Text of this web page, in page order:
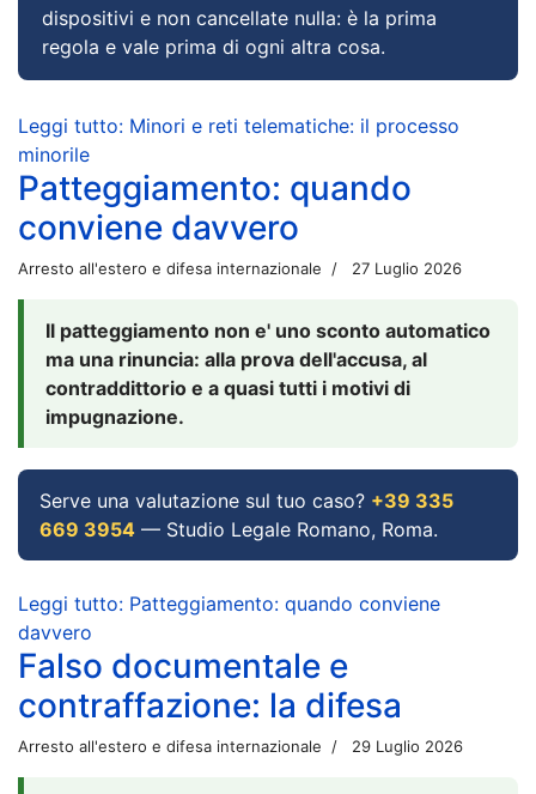
dispositivi e non cancellate nulla: è la prima
regola e vale prima di ogni altra cosa.
Leggi tutto: Minori e reti telematiche: il processo
minorile
Patteggiamento: quando
conviene davvero
Arresto all'estero e difesa internazionale 27 Luglio 2026
Il patteggiamento non e' uno sconto automatico
ma una rinuncia: alla prova dell'accusa, al
contraddittorio e a quasi tutti i motivi di
impugnazione.
Serve una valutazione sul tuo caso? +39 335
669 3954 — Studio Legale Romano, Roma.
Leggi tutto: Patteggiamento: quando conviene
davvero
Falso documentale e
contraffazione: la difesa
Arresto all'estero e difesa internazionale 29 Luglio 2026